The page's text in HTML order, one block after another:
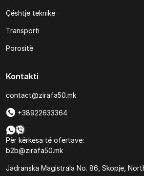
Çështje teknike
Transporti
Porositë
Kontakti
contact@zirafa50.mk
+38922633364
Për kërkesa të ofertave:
b2b@zirafa50.mk
Jadranska Magistrala No. 86, Skopje,